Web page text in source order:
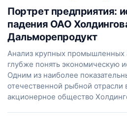
Портрет предприятия:
падения ОАО
Дальморепродукт
Анализ крупных промышленных
глубже понять экономическую
Одним из наиболее
отечественной рыбной отрасли
акционерное общество